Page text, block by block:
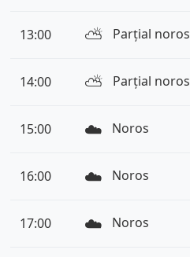
13:00 ⛅️ Parțial noros
14:00 ⛅️ Parțial noros
15:00 ☁️ Noros
16:00 ☁️ Noros
17:00 ☁️ Noros